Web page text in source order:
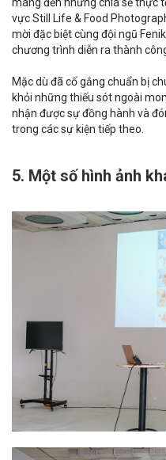
vực Still Life & Food
mời đặc biệt cùng đội ngũ
chương trình diễn ra thành
Mặc dù đã cố gắng chuẩn bị
khỏi những thiếu sót ngoài
nhận được sự đồng hành và
trong các sự kiện tiếp theo.
5. Một số hình ảnh